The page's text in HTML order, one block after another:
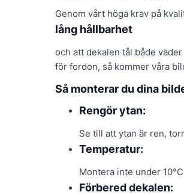
Genom vårt höga krav på
lång hållbarhet
och att dekalen tål både
för fordon, så kommer våra
Så monterar du dina
Rengör ytan:
Se till att ytan är ren,
Temperatur:
Montera inte under
Förbered dekalen: